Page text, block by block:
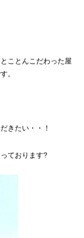
ことんこだわった屋
。
きたい・・！
ております?